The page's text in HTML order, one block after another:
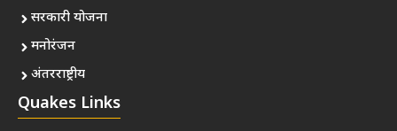
सरकारी योजना
मनोरंजन
अंतरराष्ट्रीय
Quakes Links